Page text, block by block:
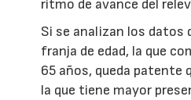
ritmo de avance del
Si se analizan los datos
franja de edad, la que
65 años, queda patente
la que tiene mayor